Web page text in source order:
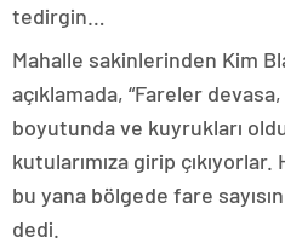
tedirgin…
Mahalle sakinlerinden Kim
açıklamada, “Fareler
boyutunda ve kuyrukları
kutularımıza girip çıkıyorlar.
bu yana bölgede fare
dedi.